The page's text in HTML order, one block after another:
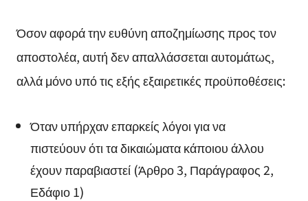
Όσον αφορά την ευθύνη αποζημίωσης προς τον
αποστολέα, αυτή δεν απαλλάσσεται αυτομάτως,
αλλά μόνο υπό τις εξής εξαιρετικές προϋποθέσεις:
Όταν υπήρχαν επαρκείς λόγοι για να
πιστεύουν ότι τα δικαιώματα κάποιου άλλου
έχουν παραβιαστεί (Άρθρο 3, Παράγραφος 2,
Εδάφιο 1)